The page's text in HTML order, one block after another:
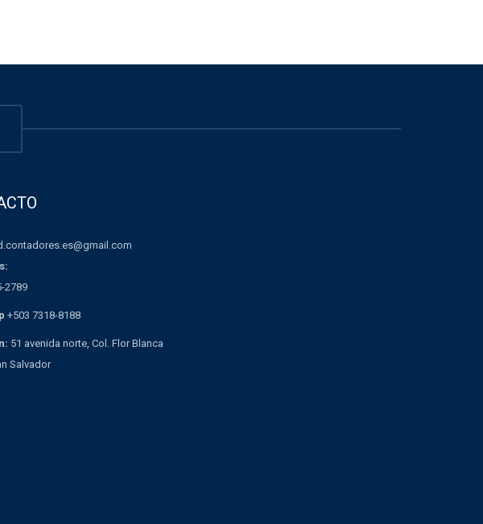
2789
+503 7318-8188
51 avenida norte, Col. Flor Blanca
Salvador